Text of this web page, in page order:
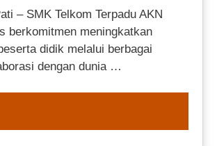
– SMK Telkom Terpadu AKN
berkomitmen meningkatkan
didik melalui berbagai
dengan dunia …